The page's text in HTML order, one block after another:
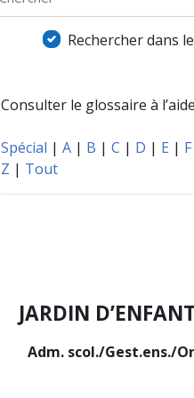
Rechercher dans
Consulter le glossaire à
Spécial | A | B | C | D | E | F
Z | Tout
JARDIN
Adm. scol./Gest.ens./